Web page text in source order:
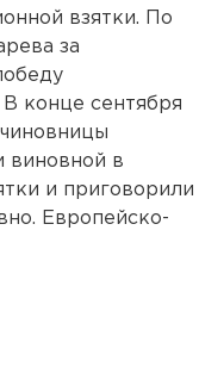
взятки. По
за
конце сентября
виновной в
и приговорили
Европейско-